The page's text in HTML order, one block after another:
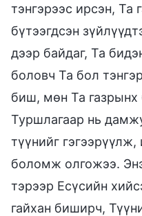
тэнгэрээс ирсэн, Та
бүтээгдсэн
дээр байдаг, Та
боловч Та бол
биш, мөн Та
Туршлагаар нь
түүнийг
боломж олгожээ.
тэрээр Есүсийн
гайхан биширч,